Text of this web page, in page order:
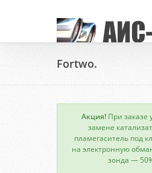
Fortwo.
Акция! При заказе
замене
пламегаситель под
на электронную
зонда —